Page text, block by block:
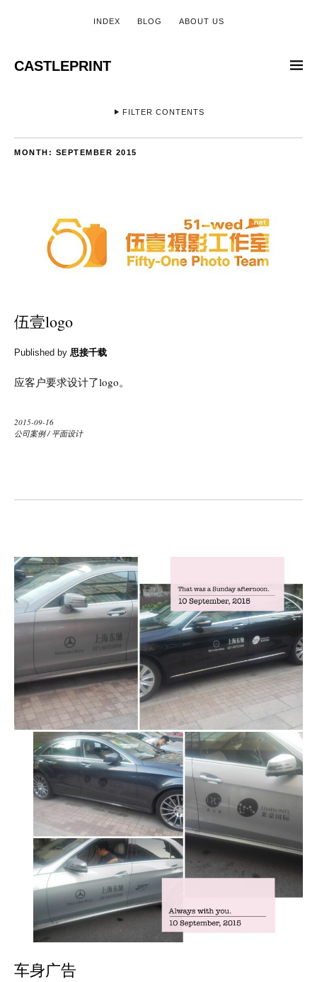
INDEX BLOG ABOUT US
CASTLEPRINT
FILTER CONTENTS
MONTH: SEPTEMBER 2015
伍壹logo
Published by 思接千载
应客户要求设计了logo。
2015-09-16
公司案例/ 平面设计
车身广告